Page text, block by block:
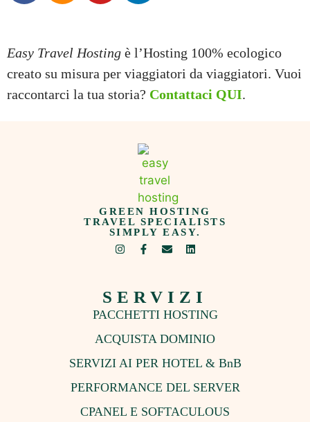
Easy Travel Hosting è l’Hosting 100% ecologico
creato su misura per viaggiatori da viaggiatori. Vuoi
raccontarci la tua storia? Contattaci QUI.
GREEN HOSTING
TRAVEL SPECIALISTS
SIMPLY EASY.
SERVIZI
PACCHETTI HOSTING
ACQUISTA DOMINIO
SERVIZI AI PER HOTEL & BnB
PERFORMANCE DEL SERVER
CPANEL E SOFTACULOUS